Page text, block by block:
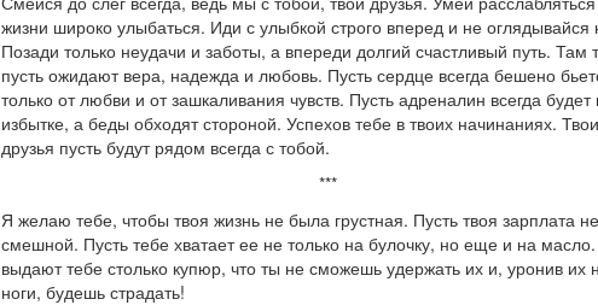
жизни широко улыбаться. Иди с улыбкой строго вперед и не оглядывайся
Позади только неудачи и заботы, а впереди долгий счастливый путь. Там
пусть ожидают вера, надежда и любовь. Пусть сердце всегда бешено
только от любви и от зашкаливания чувств. Пусть адреналин всегда будет
избытке, а беды обходят стороной. Успехов тебе в твоих начинаниях. Твои
друзья пусть будут рядом всегда с тобой.
***
Я желаю тебе, чтобы твоя жизнь не была грустная. Пусть твоя зарплата
смешной. Пусть тебе хватает ее не только на булочку, но еще и на
выдают тебе столько купюр, что ты не сможешь удержать их и, уронив их
ноги, будешь страдать!